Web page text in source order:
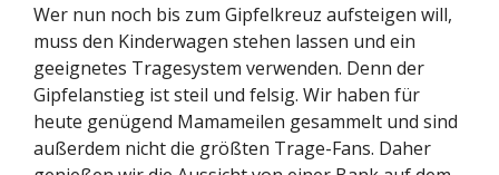
Wer nun noch bis zum Gipfelkreuz aufsteigen will,
muss den Kinderwagen stehen lassen und ein
geeignetes Tragesystem verwenden. Denn der
Gipfelanstieg ist steil und felsig. Wir haben für
heute genügend Mamameilen gesammelt und sind
außerdem nicht die größten Trage-Fans. Daher